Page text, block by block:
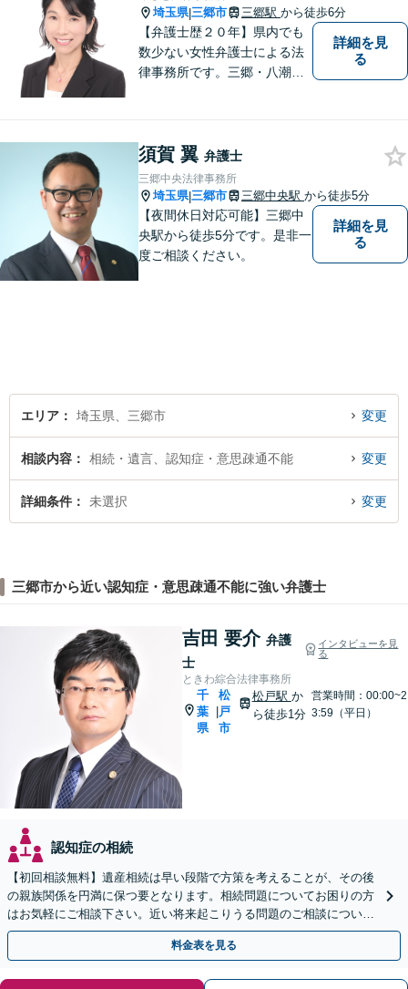
埼玉県|三郷市 三郷駅 から徒歩6分
【弁護士歴２０年】県内でも
数少ない女性弁護士による法
律事務所です。三郷・八潮・
詳細を見
る
須賀 翼 弁護士
三郷中央法律事務所
埼玉県|三郷市 三郷中央駅 から徒歩5分
【夜間休日対応可能】三郷中
央駅から徒歩5分です。是非一
度ご相談ください。
詳細を見
る
エリア 埼玉県、三郷市 変更
相談内容 相続・遺言、認知症・意思疎通不能 変更
詳細条件 未選択 変更
三郷市から近い認知症・意思疎通不能に強い弁護士
吉田 要介 弁護
士
インタビューを見
る
ときわ綜合法律事務所
千
葉
県
松
戸
市
松戸駅 か
ら徒歩1分
営業時間：00:00~2
3:59（平日）
認知症の相続
【初回相談無料】遺産相続は早い段階で方策を考えることが、その後
の親族関係を円満に保つ要となります。相続問題についてお困りの方
はお気軽にご相談下さい。近い将来起こりうる問題のご相談について
も承っています。
料金表を見る